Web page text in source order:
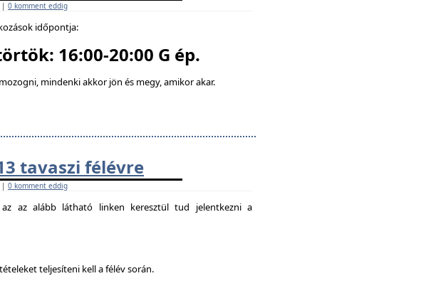
| 0 komment eddig
időpontja:
16:00-20:00 G ép.
mindenki akkor jön és megy, amikor akar.
tavaszi félévre
| 0 komment eddig
az alább látható linken keresztül tud jelentkezni a
teljesíteni kell a félév során.